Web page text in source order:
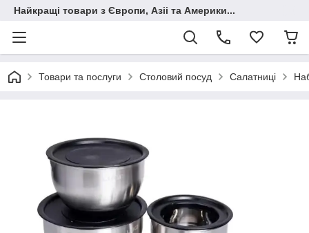
Найкращі товари з Європи, Азіі та Америки...
Товари та послуги Столовий посуд Салатниці